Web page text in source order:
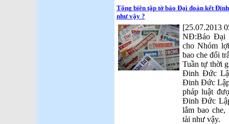
Tổng biên tập tờ báo Đại đoàn kết
như vậy ?
[25.07.2013
NĐ:Báo Đại
cho Nhóm
bao che đổi
Tuần tự thời
Đinh Đức
Đinh Đức
pháp luật
Đinh Đức
lắm bao
tài như vậy.